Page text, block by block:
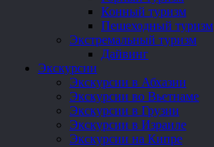
Конный туризм
Пешеходный туризм
Экстремальный туризм
Дайвинг
Экскурсии
Экскурсии в Абхазии
Экскурсии во Вьетнаме
Экскурсии в Грузии
Экскурсии в Израиле
Экскурсии на Кипре